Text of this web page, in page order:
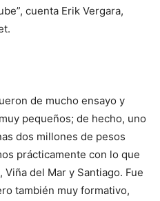
cuenta Erik Vergara,
de mucho ensayo y
pequeños; de hecho, uno
dos millones de pesos
prácticamente con lo que
del Mar y Santiago. Fue
también muy formativo,